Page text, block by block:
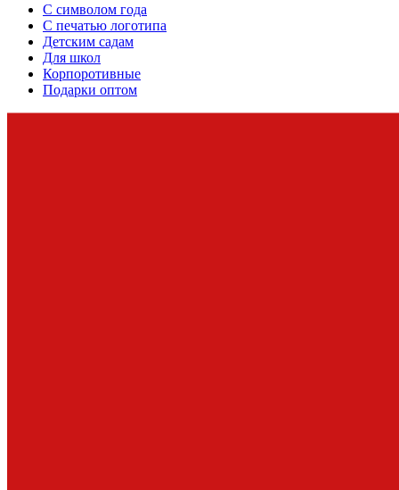
С символом года
С печатью логотипа
Детским садам
Для школ
Корпоротивные
Подарки оптом